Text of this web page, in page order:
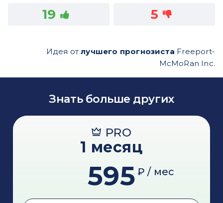
19 5
Идея отлучшего прогнозиста Freeport-
McMoRan Inc.
Знать больше других
PRO
1 месяц
595 ₽ / мес